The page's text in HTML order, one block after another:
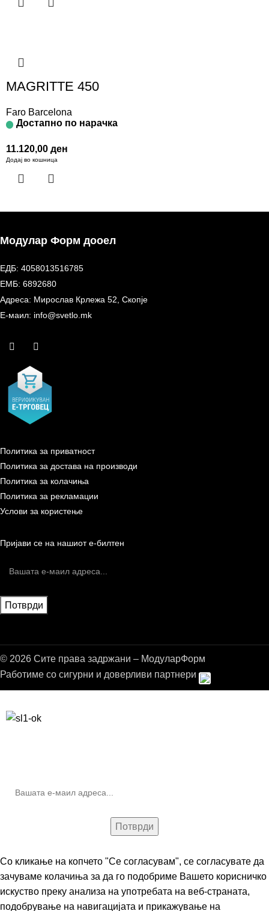
MAGRITTE 450
Faro Barcelona
Достапно по нарачка
11.120,00 ден
Додај во кошница
Модулар Форм дооел
ЕДБ: 4058013516785
ЕМБ: 6892680
Адреса: Мирослав Крлежа 52, Скопје
Е-маил: info@svetlo.mk
Политика за приватност
Политика за достава на производи
Политика за колачиња
Политика за рекламации
Услови за користење
Пријави се на нашиот е-билтен
© 2026 Сите права задржани – МодуларФорм
Работиме со сигурни и доверливи партнери
Со кликање на копчето "Се согласувам", се согласувате да
зачуваме колачиња за да го подобриме Вашето корисничко
искуство преку анализа на употребата на веб-страната,
подобрување на навигацијата и прикажување на